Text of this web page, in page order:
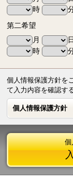
時
第二希望
月
時
個人情報保護方針を
て入力内容を確認す
個人情報保護方針
個人情報保護方針
個